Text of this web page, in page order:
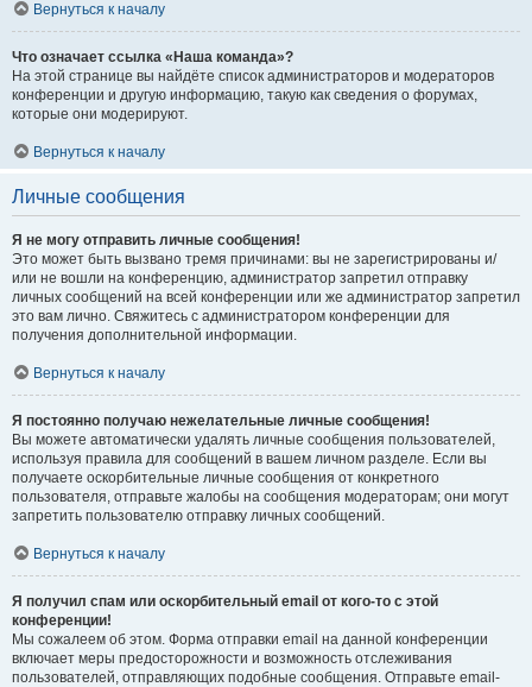
Вернуться к началу
Что означает ссылка «Наша команда»?
На этой странице вы найдёте список администраторов и модераторов
конференции и другую информацию, такую как сведения о форумах,
которые они модерируют.
Вернуться к началу
Личные сообщения
Я не могу отправить личные сообщения!
Это может быть вызвано тремя причинами: вы не зарегистрированы и/
или не вошли на конференцию, администратор запретил отправку
личных сообщений на всей конференции или же администратор запретил
это вам лично. Свяжитесь с администратором конференции для
получения дополнительной информации.
Вернуться к началу
Я постоянно получаю нежелательные личные сообщения!
Вы можете автоматически удалять личные сообщения пользователей,
используя правила для сообщений в вашем личном разделе. Если вы
получаете оскорбительные личные сообщения от конкретного
пользователя, отправьте жалобы на сообщения модераторам; они могут
запретить пользователю отправку личных сообщений.
Вернуться к началу
Я получил спам или оскорбительный email от кого-то с этой
конференции!
Мы сожалеем об этом. Форма отправки email на данной конференции
включает меры предосторожности и возможность отслеживания
пользователей, отправляющих подобные сообщения. Отправьте email-